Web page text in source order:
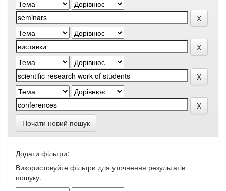
Почати новий пошук
Додати фільтри:
Використовуйте фільтри для уточнення результатів
пошуку.